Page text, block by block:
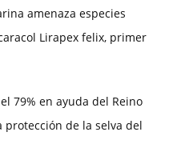
amenaza especies
Lirapex felix, primer
79% en ayuda del Reino
protección de la selva del